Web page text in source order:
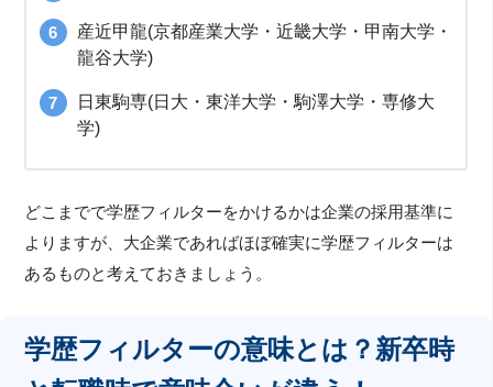
産近甲龍(京都産業大学・近畿大学・甲南大学・
龍谷大学)
日東駒専(日大・東洋大学・駒澤大学・専修大
学)
どこまでで学歴フィルターをかけるかは企業の採用基準に
よりますが、大企業であればほぼ確実に学歴フィルターは
あるものと考えておきましょう。
学歴フィルターの意味とは？新卒時